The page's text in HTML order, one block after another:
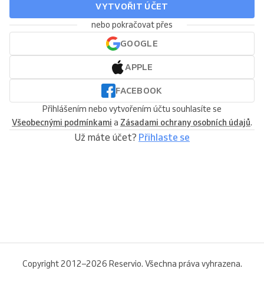
VYTVOŘIT ÚČET
nebo pokračovat přes
GOOGLE
APPLE
FACEBOOK
Přihlášením nebo vytvořením účtu souhlasíte se
Všeobecnými podmínkami a Zásadami ochrany osobních údajů.
Už máte účet? Přihlaste se
Copyright 2012–2026 Reservio. Všechna práva vyhrazena.